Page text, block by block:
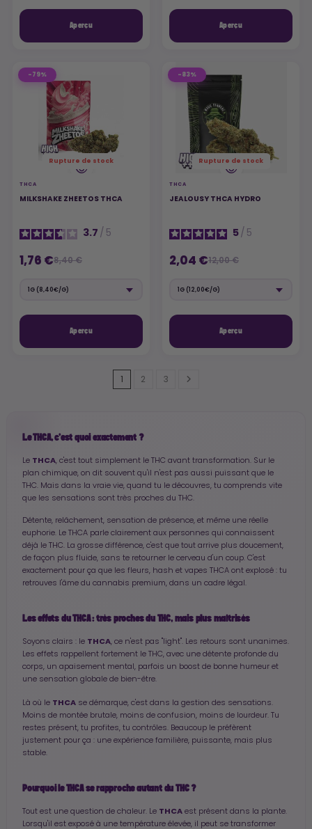
Aperçu Aperçu
-79%
Rupture de stock
THCA
MILKSHAKE ZHEETOS THCA
3.7 / 5
1,76 €8,40 €
Aperçu
-83%
Rupture de stock
THCA
JEALOUSY THCA HYDRO
5/ 5
2,04 €12,00 €
Aperçu
1 2 3
Le THCA, c'est quoi exactement ?
Le THCA, c'est tout simplement le THC avant transformation. Sur le
plan chimique, on dit souvent qu'il n'est pas aussi puissant que le
THC. Mais dans la vraie vie, quand tu le découvres, tu comprends vite
que les sensations sont très proches du THC.
Détente, relâchement, sensation de présence, et même une réelle
euphorie. Le THCA parle clairement aux personnes qui connaissent
déjà le THC. La grosse différence, c'est que tout arrive plus doucement,
de façon plus fluide, sans te retourner le cerveau d'un coup. C'est
exactement pour ça que les fleurs, hash et vapes THCA ont explosé : tu
retrouves l'âme du cannabis premium, dans un cadre légal.
Les effets du THCA : très proches du THC, mais plus maîtrisés
Soyons clairs : le THCA, ce n'est pas "light". Les retours sont unanimes.
Les effets rappellent fortement le THC, avec une détente profonde du
corps, un apaisement mental, parfois un boost de bonne humeur et
une sensation globale de bien-être.
Là où le THCA se démarque, c'est dans la gestion des sensations.
Moins de montée brutale, moins de confusion, moins de lourdeur. Tu
restes présent, tu profites, tu contrôles. Beaucoup le préfèrent
justement pour ça : une expérience familière, puissante, mais plus
stable.
Pourquoi le THCA se rapproche autant du THC ?
Tout est une question de chaleur. Le THCA est présent dans la plante.
Lorsqu'il est exposé à une température élevée, il peut se transformer